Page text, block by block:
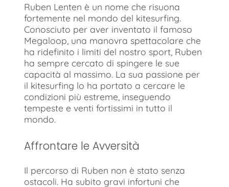
Ruben Lenten è un nome che risuona
fortemente nel mondo del kitesurfing.
Conosciuto per aver inventato il famoso
Megaloop, una manovra spettacolare che
ha ridefinito i limiti del nostro sport, Ruben
ha sempre cercato di spingere le sue
capacità al massimo. La sua passione per
il kitesurfing lo ha portato a cercare le
condizioni più estreme, inseguendo
tempeste e venti fortissimi in tutto il
mondo.
Affrontare le Avversità
Il percorso di Ruben non è stato senza
ostacoli. Ha subito gravi infortuni che